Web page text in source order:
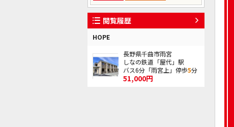
閲覧履歴
HOPE
長野県千曲市雨宮
しなの鉄道「屋代」駅
バス6分「雨宮上」停歩5分
51,000円